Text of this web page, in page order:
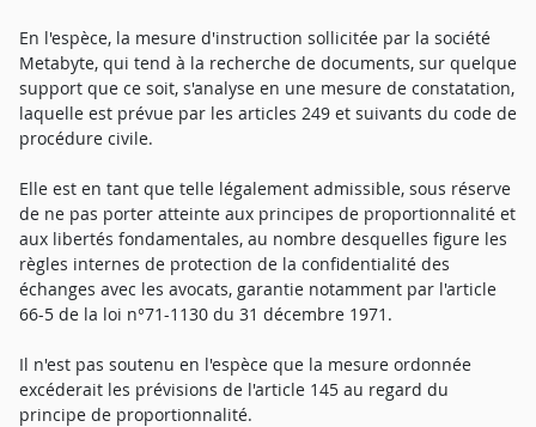
En l'espèce, la mesure d'instruction sollicitée par la société
Metabyte, qui tend à la recherche de documents, sur quelque
support que ce soit, s'analyse en une mesure de constatation,
laquelle est prévue par les articles 249 et suivants du code de
procédure civile.
Elle est en tant que telle légalement admissible, sous réserve
de ne pas porter atteinte aux principes de proportionnalité et
aux libertés fondamentales, au nombre desquelles figure les
règles internes de protection de la confidentialité des
échanges avec les avocats, garantie notamment par l'article
66-5 de la loi n°71-1130 du 31 décembre 1971.
Il n'est pas soutenu en l'espèce que la mesure ordonnée
excéderait les prévisions de l'article 145 au regard du
principe de proportionnalité.